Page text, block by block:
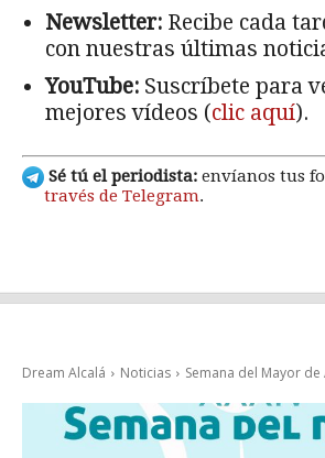
Newsletter: Recibe cada
con nuestras últimas
YouTube: Suscríbete para
mejores vídeos (clic aquí).
Sé tú el periodista: envíanos tus
través de Telegram.